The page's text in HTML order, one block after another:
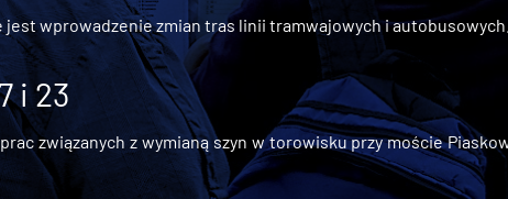
wprowadzenie zmian tras linii tramwajowych i autobusowych.
i 23
związanych z wymianą szyn w torowisku przy moście